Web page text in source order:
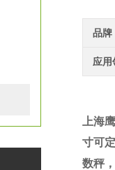
品牌
应用
上海
寸可
数秤